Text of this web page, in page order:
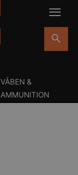
VÅBEN &
AMMUNITION